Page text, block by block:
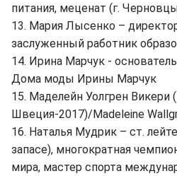
питания, меценат (г.
13. Мария Лысенко –
заслуженный работник
14. Ирина Марчук -
Дома моды Ирины Марчук
15. Маделейн Уолгрен Викери
Швеция-2017)/Madeleine
16. Наталья Мудрик – ст.
запасе), многократная
мира, мастер спорта